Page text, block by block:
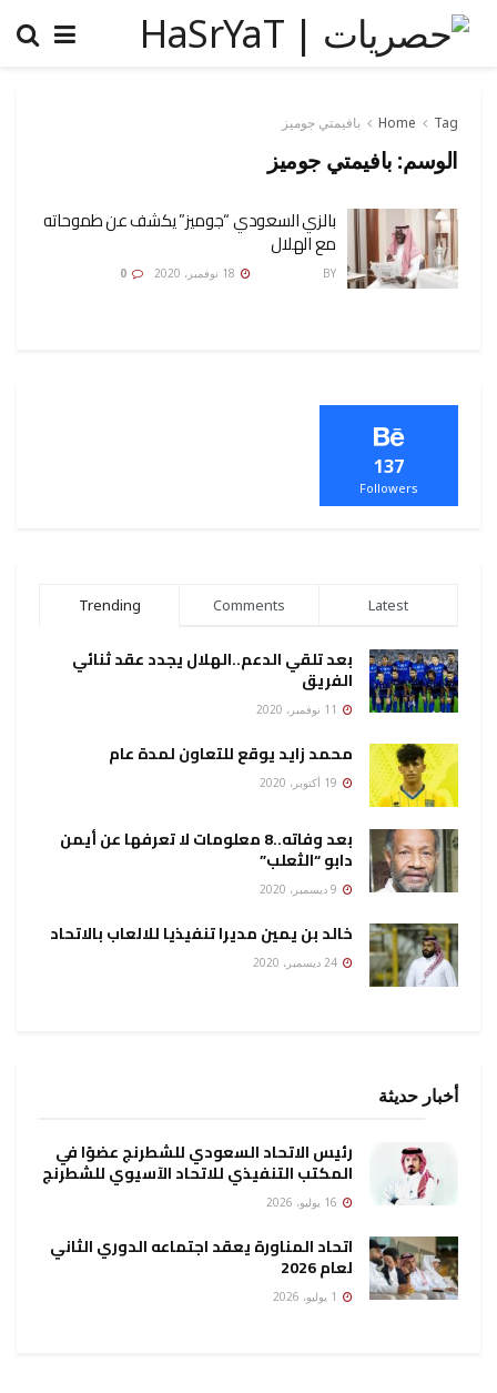
Home Tag بافيمتي جوميز
الوسم: بافيمتي جوميز
بالزي السعودي “جوميز” يكشف عن طموحاته
مع الهلال
BY
137
Followers
Trending Comments Latest
بعد تلقي الدعم..الهلال يجدد عقد ثنائي
الفريق
محمد زايد يوقع للتعاون لمدة عام
بعد وفاته..8 معلومات لا تعرفها عن أيمن
دابو “الثعلب”
خالد بن يمين مديرا تنفيذيا للالعاب بالاتحاد
أخبار حديثة
رئيس الاتحاد السعودي للشطرنج عضوًا في
المكتب التنفيذي للاتحاد الآسيوي للشطرنج
اتحاد المناورة يعقد اجتماعه الدوري الثاني
لعام 2026